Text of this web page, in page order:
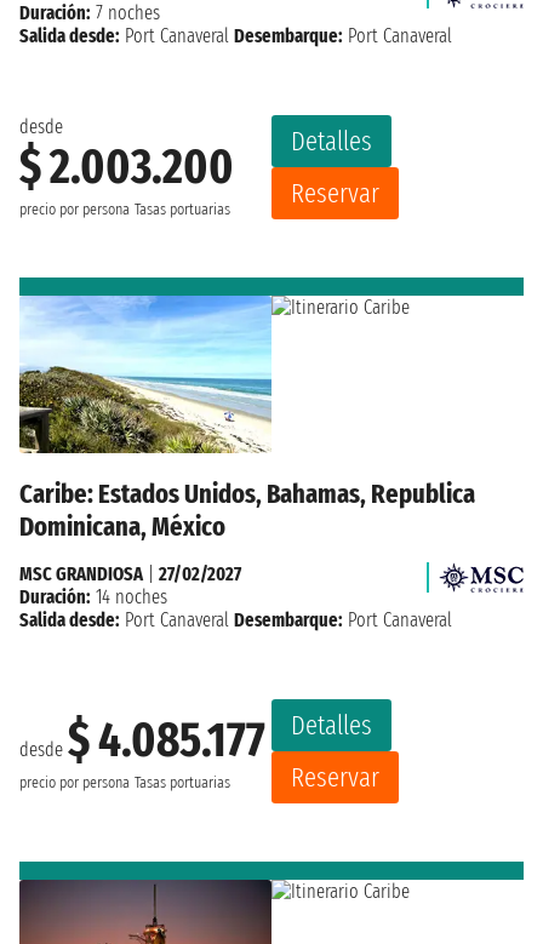
desde
$ 2.003.200
precio por persona Tasas portuarias
Detalles
Reservar
Duración: 7 noches
Salida desde: Port Canaveral Desembarque: Port Canaveral
Caribe: Estados Unidos, Bahamas, Republica
Dominicana, México
desde $ 4.085.177
precio por persona Tasas portuarias
Detalles
Reservar
MSC GRANDIOSA| 27/02/2027
Duración: 14 noches
Salida desde: Port Canaveral Desembarque: Port Canaveral